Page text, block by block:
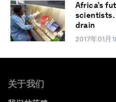
Africa’s
scientists.
drain
2017年01月
关于我们